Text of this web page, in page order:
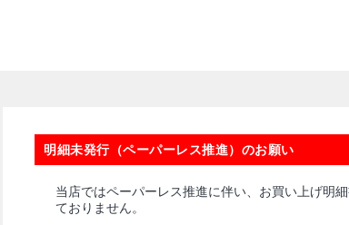
明細未発行（ペーパーレス推進）のお願い
当店ではペーパーレス推進に伴い、お買い上げ明
ておりません。